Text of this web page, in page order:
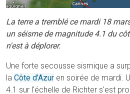
La terre a tremblé ce mardi 18
un séisme de magnitude 4.1 du
n'est à déplorer.
Une forte secousse sismique a
la Côte d'Azur en soirée de mardi.
4.1 sur l'échelle de Richter s'est